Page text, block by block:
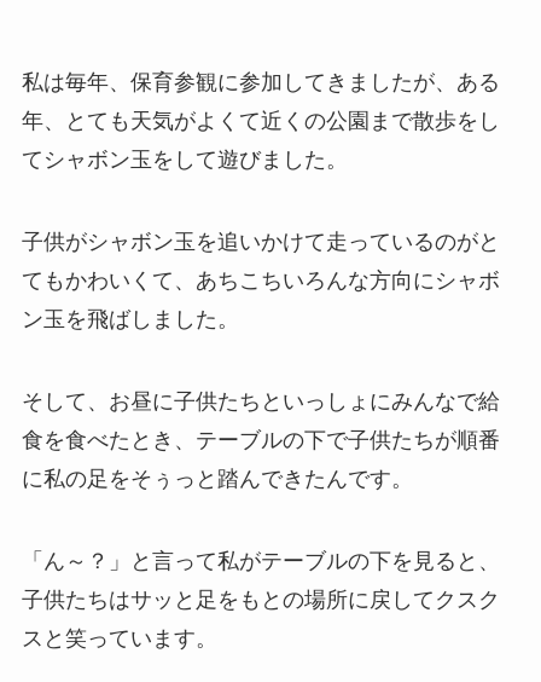
私は毎年、保育参観に参加してきましたが、ある
年、とても天気がよくて近くの公園まで散歩をし
てシャボン玉をして遊びました。
子供がシャボン玉を追いかけて走っているのがと
てもかわいくて、あちこちいろんな方向にシャボ
ン玉を飛ばしました。
そして、お昼に子供たちといっしょにみんなで給
食を食べたとき、テーブルの下で子供たちが順番
に私の足をそぅっと踏んできたんです。
「ん～？」と言って私がテーブルの下を見ると、
子供たちはサッと足をもとの場所に戻してクスク
スと笑っています。